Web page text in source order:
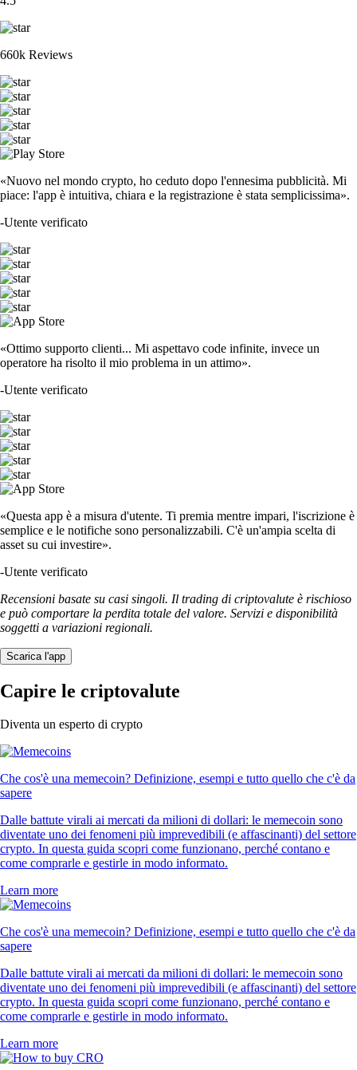
660k Reviews
«Nuovo nel mondo crypto, ho ceduto dopo l'ennesima pubblicità. Mi
piace: l'app è intuitiva, chiara e la registrazione è stata semplicissima».
-Utente verificato
«Ottimo supporto clienti... Mi aspettavo code infinite, invece un
operatore ha risolto il mio problema in un attimo».
-Utente verificato
«Questa app è a misura d'utente. Ti premia mentre impari, l'iscrizione è
semplice e le notifiche sono personalizzabili. C'è un'ampia scelta di
asset su cui investire».
-Utente verificato
Recensioni basate su casi singoli. Il trading di criptovalute è rischioso
e può comportare la perdita totale del valore. Servizi e disponibilità
soggetti a variazioni regionali.
Scarica l'app
Capire le criptovalute
Diventa un esperto di crypto
Che cos'è una memecoin? Definizione, esempi e tutto quello che c'è da
sapere
Dalle battute virali ai mercati da milioni di dollari: le memecoin sono
diventate uno dei fenomeni più imprevedibili (e affascinanti) del settore
crypto. In questa guida scopri come funzionano, perché contano e
come comprarle e gestirle in modo informato.
Learn more
Che cos'è una memecoin? Definizione, esempi e tutto quello che c'è da
sapere
Dalle battute virali ai mercati da milioni di dollari: le memecoin sono
diventate uno dei fenomeni più imprevedibili (e affascinanti) del settore
crypto. In questa guida scopri come funzionano, perché contano e
come comprarle e gestirle in modo informato.
Learn more